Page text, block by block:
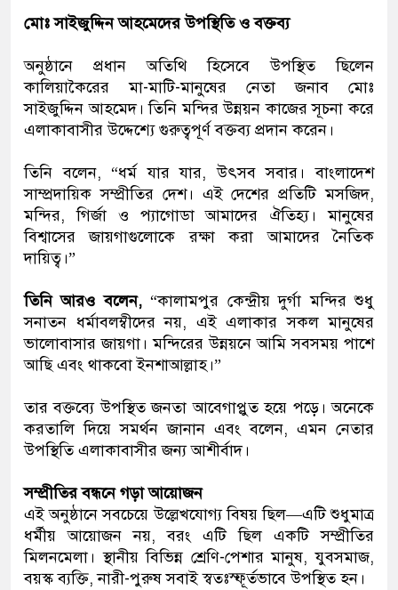
মোঃ সাইজুদ্দিন আহমেদের উপস্থিতি ও বক্তব্য
অনুষ্ঠানে প্রধান অতিথি হিসেবে উপস্থিত ছিলেন
কালিয়াকৈরের মা-মাটি-মানুষের নেতা জনাব মোঃ
সাইজুদ্দিন আহমেদ। তিনি মন্দির উন্নয়ন কাজের সূচনা করে
এলাকাবাসীর উদ্দেশ্যে গুরুত্বপূর্ণ বক্তব্য প্রদান করেন।
তিনি বলেন, “ধর্ম যার যার, উৎসব সবার। বাংলাদেশ
সাম্প্রদায়িক সম্প্রীতির দেশ। এই দেশের প্রতিটি মসজিদ,
মন্দির, গির্জা ও প্যাগোডা আমাদের ঐতিহ্য। মানুষের
বিশ্বাসের জায়গাগুলোকে রক্ষা করা আমাদের নৈতিক
দায়িত্ব।”
তিনি আরও বলেন,“কালামপুর কেন্দ্রীয় দুর্গা মন্দির শুধু
সনাতন ধর্মাবলম্বীদের নয়, এই এলাকার সকল মানুষের
ভালোবাসার জায়গা। মন্দিরের উন্নয়নে আমি সবসময় পাশে
আছি এবং থাকবো ইনশাআল্লাহ।”
তার বক্তব্যে উপস্থিত জনতা আবেগাপ্লুত হয়ে পড়ে। অনেকে
করতালি দিয়ে সমর্থন জানান এবং বলেন, এমন নেতার
উপস্থিতি এলাকাবাসীর জন্য আশীর্বাদ।
সম্প্রীতির বন্ধনে গড়া আয়োজন
এই অনুষ্ঠানে সবচেয়ে উল্লেখযোগ্য বিষয় ছিল—এটি শুধুমাত্র
ধর্মীয় আয়োজন নয়, বরং এটি ছিল একটি সম্প্রীতির
মিলনমেলা। স্থানীয় বিভিন্ন শ্রেণি-পেশার মানুষ, যুবসমাজ,
বয়স্ক ব্যক্তি, নারী-পুরুষ সবাই স্বতঃস্ফূর্তভাবে উপস্থিত হন।